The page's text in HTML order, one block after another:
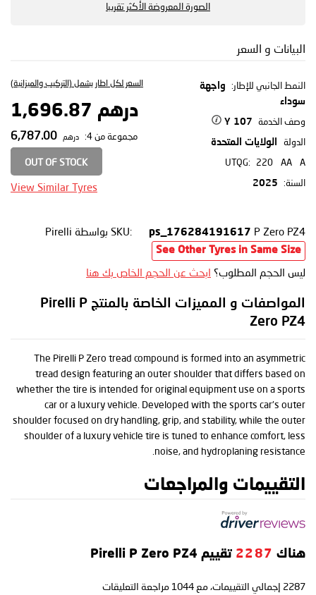
الصورة المعروضة الأكثر تقريبا
البيانات و السعر
النمط الجانبي للإطار:
واجهة
سوداء
وصف الخدمة 107 Y
الدولة الولايات المتحدة
UTQG: 220 AA
A
السنة:
2025
السعر لكل اطار يشمل (التركيب والميزانية)
درهم 1,696.87
مجموعة من 4: درهم
OUT OF STOCK
View Similar Tyres
SKU: ps_176284191617 P Zero PZ4 بواسطة Pirelli
See Other Tyres in Same Size
ليس الحجم المطلوب؟ ابحث عن الحجم الخاص بك هنا
المواصفات و المميزات الخاصة بالمنتج Pirelli P
Zero PZ4
The Pirelli P Zero tread compound is formed into an asymmetric
tread design featuring an outer shoulder that differs based on
whether the tire is intended for original equipment use on a sports
car or a luxury vehicle. Developed with the sports car's outer
shoulder focused on dry handling, grip, and stability, while the outer
shoulder of a luxury vehicle tire is tuned to enhance comfort, less
noise, and hydroplaning resistance.
التقييمات والمراجعات
هناك 2287 تقييم Pirelli P Zero PZ4
2287 إجمالي التقييمات، مع 1044 مراجعة التعليقات